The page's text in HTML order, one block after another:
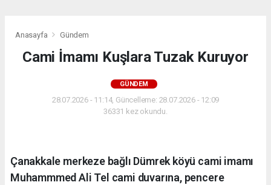
Anasayfa Gündem
Cami İmamı Kuşlara Tuzak Kuruyor
GÜNDEM
28.07.2026 - 11:14, Güncelleme: 28.07.2026 - 12:09
36331 kez okundu.
Çanakkale merkeze bağlı Dümrek köyü cami imamı
Muhammmed Ali Tel cami duvarına, pencere